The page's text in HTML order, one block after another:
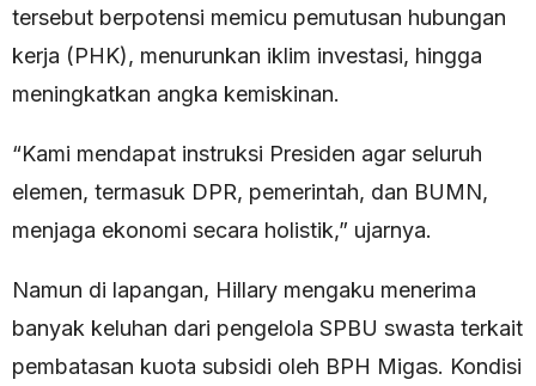
tersebut berpotensi memicu pemutusan hubungan
kerja (PHK), menurunkan iklim investasi, hingga
meningkatkan angka kemiskinan.
“Kami mendapat instruksi Presiden agar seluruh
elemen, termasuk DPR, pemerintah, dan BUMN,
menjaga ekonomi secara holistik,” ujarnya.
Namun di lapangan, Hillary mengaku menerima
banyak keluhan dari pengelola SPBU swasta terkait
pembatasan kuota subsidi oleh BPH Migas. Kondisi